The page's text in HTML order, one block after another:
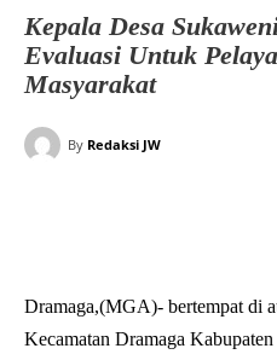
Kepala Desa
Evaluasi Untuk
Masyarakat
By Redaksi JW
Dramaga,(MGA)- bertempat di
Kecamatan Dramaga